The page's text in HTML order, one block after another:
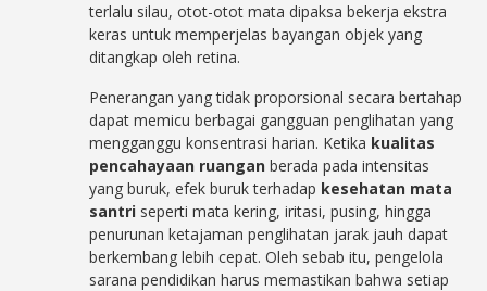
terlalu silau, otot-otot mata dipaksa bekerja ekstra
keras untuk memperjelas bayangan objek yang
ditangkap oleh retina.
Penerangan yang tidak proporsional secara bertahap
dapat memicu berbagai gangguan penglihatan yang
mengganggu konsentrasi harian. Ketika kualitas
pencahayaan ruangan berada pada intensitas
yang buruk, efek buruk terhadap kesehatan mata
santri seperti mata kering, iritasi, pusing, hingga
penurunan ketajaman penglihatan jarak jauh dapat
berkembang lebih cepat. Oleh sebab itu, pengelola
sarana pendidikan harus memastikan bahwa setiap